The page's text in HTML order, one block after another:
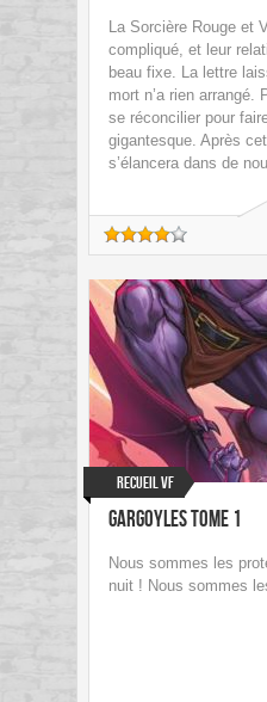
La Sorcière Rouge et
compliqué, et leur
beau fixe. La lettre
mort n’a rien arrangé.
se réconcilier pour
gigantesque. Après
s’élancera dans de
Recueil VF
Gargoyles Tome 1
Nous sommes les
nuit ! Nous sommes